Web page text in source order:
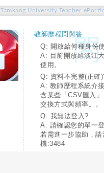
Tamkang University Teacher
教師歷程問與答:
Q: 開放給何種身份
A: 目前開放給淡江
使用。
Q: 資料不完整(正確
A: 教師歷程系統介
含某些「CSV匯入
交換方式與頻率。。
Q: 我無法登入?
A: 請確認您的單一
若需進一步協助，
機:3484